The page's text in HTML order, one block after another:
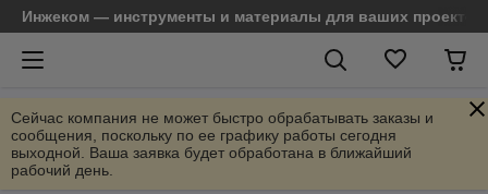
Инжеком — инструменты и материалы для ваших проектов
Сейчас компания не может быстро обрабатывать заказы и
сообщения, поскольку по ее графику работы сегодня
выходной. Ваша заявка будет обработана в ближайший
рабочий день.